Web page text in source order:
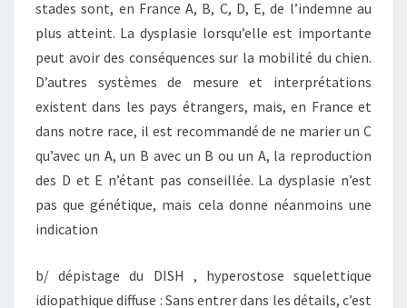
stades sont, en France A, B, C, D, E, de l’indemne au
plus atteint. La dysplasie lorsqu’elle est importante
peut avoir des conséquences sur la mobilité du chien.
D’autres systèmes de mesure et interprétations
existent dans les pays étrangers, mais, en France et
dans notre race, il est recommandé de ne marier un C
qu’avec un A, un B avec un B ou un A, la reproduction
des D et E n’étant pas conseillée. La dysplasie n’est
pas que génétique, mais cela donne néanmoins une
indication
b/ dépistage du DISH , hyperostose squelettique
idiopathique diffuse : Sans entrer dans les détails, c’est